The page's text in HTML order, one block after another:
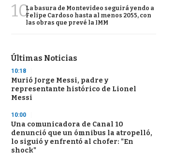
10La basura de Montevideo seguirá yendo a
Felipe Cardoso hasta al menos 2055, con
las obras que prevé la IMM
Últimas Noticias
10:18
Murió Jorge Messi, padre y
representante histórico de Lionel
Messi
10:00
Una comunicadora de Canal 10
denunció que un ómnibus la atropelló,
lo siguió y enfrentó al chofer: "En
shock"